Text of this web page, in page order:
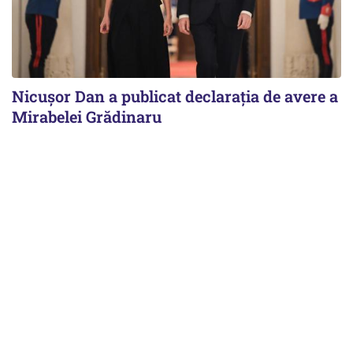
Nicuşor Dan a publicat declaraţia de avere a
Mirabelei Grădinaru